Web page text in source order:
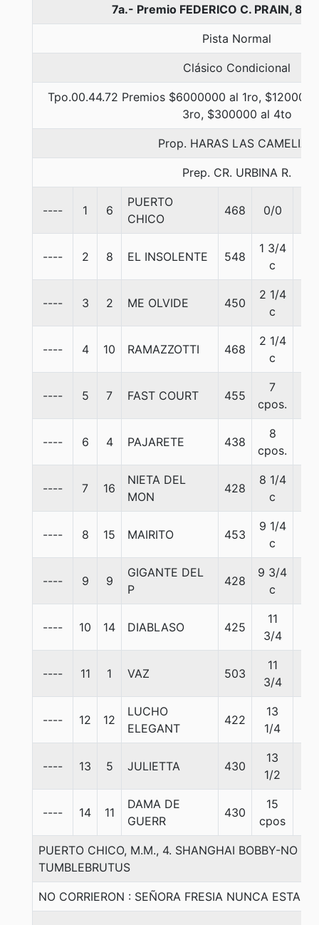
7a.- Premio FEDERICO C. PRAIN,
Pista Normal
Clásico Condicional
Tpo.00.44.72 Premios $6000000 al 1ro,
3ro, $300000 al 4to
Prop. HARAS LAS CAMELIAS
Prep. CR. URBINA R.
---- 1 6
PUERTO
CHICO
468 0/0
---- 2 8 EL INSOLENTE 548
1 3/4
c
---- 3 2 ME OLVIDE 450
2 1/4
c
---- 4 10 RAMAZZOTTI 468
2 1/4
c
---- 5 7 FAST COURT 455
7
cpos.
---- 6 4 PAJARETE 438
8
cpos.
---- 7 16
NIETA DEL
MON
428
8 1/4
c
---- 8 15 MAIRITO 453
9 1/4
c
---- 9 9
GIGANTE DEL
P
428
9 3/4
c
---- 10 14 DIABLASO 425
11
3/4
---- 11 1 VAZ 503
11
3/4
---- 12 12
LUCHO
ELEGANT
422
13
1/4
---- 13 5 JULIETTA 430
13
1/2
---- 14 11
DAMA DE
GUERR
430
15
cpos
PUERTO CHICO, M.M., 4. SHANGHAI BOBBY-NO
TUMBLEBRUTUS
NO CORRIERON : SEÑORA FRESIA NUNCA ESTA